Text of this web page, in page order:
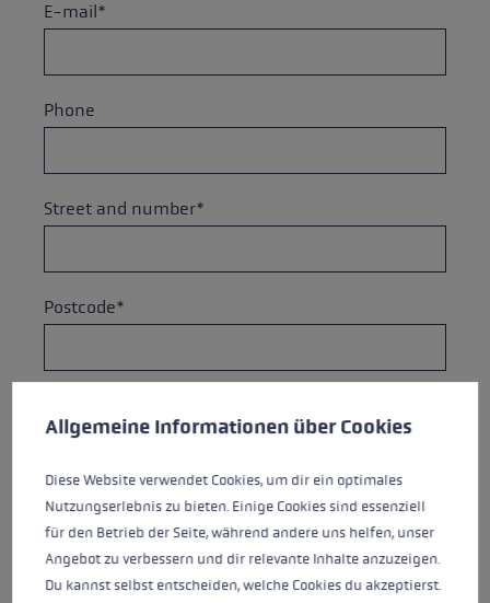
E-mail*
Phone
Street and number*
Postcode*
Country*
Cookie preferences
This website uses cookies to give you the best possible experience.
Allgemeine Informationen über Cookies
Diese Website verwendet Cookies, um dir ein optimales
Nutzungserlebnis zu bieten. Einige Cookies sind essenziell
für den Betrieb der Seite, während andere uns helfen, unser
Angebot zu verbessern und dir relevante Inhalte anzuzeigen.
Du kannst selbst entscheiden, welche Cookies du akzeptierst.